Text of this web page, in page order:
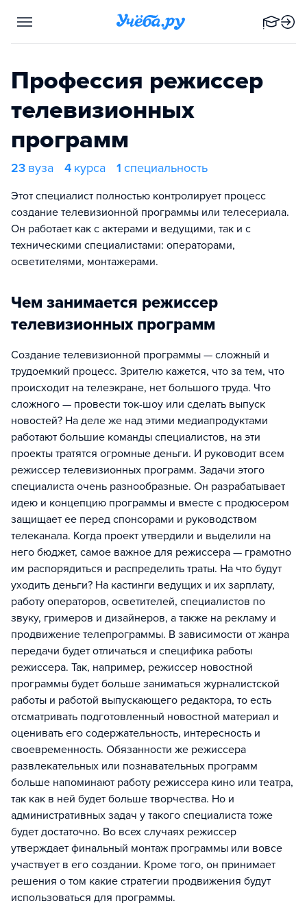
Профессия режиссер
телевизионных
программ
23 вуза 4 курса 1 специальность
Этот специалист полностью контролирует процесс
создание телевизионной программы или телесериала.
Он работает как с актерами и ведущими, так и с
техническими специалистами: операторами,
осветителями, монтажерами.
Чем занимается режиссер
телевизионных программ
Создание телевизионной программы — сложный и
трудоемкий процесс. Зрителю кажется, что за тем, что
происходит на телеэкране, нет большого труда. Что
сложного — провести ток-шоу или сделать выпуск
новостей? На деле же над этими медиапродуктами
работают большие команды специалистов, на эти
проекты тратятся огромные деньги. И руководит всем
режиссер телевизионных программ. Задачи этого
специалиста очень разнообразные. Он разрабатывает
идею и концепцию программы и вместе с продюсером
защищает ее перед спонсорами и руководством
телеканала. Когда проект утвердили и выделили на
него бюджет, самое важное для режиссера — грамотно
им распорядиться и распределить траты. На что будут
уходить деньги? На кастинги ведущих и их зарплату,
работу операторов, осветителей, специалистов по
звуку, гримеров и дизайнеров, а также на рекламу и
продвижение телепрограммы. В зависимости от жанра
передачи будет отличаться и специфика работы
режиссера. Так, например, режиссер новостной
программы будет больше заниматься журналистской
работы и работой выпускающего редактора, то есть
отсматривать подготовленный новостной материал и
оценивать его содержательность, интересность и
своевременность. Обязанности же режиссера
развлекательных или познавательных программ
больше напоминают работу режиссера кино или театра,
так как в ней будет больше творчества. Но и
административных задач у такого специалиста тоже
будет достаточно. Во всех случаях режиссер
утверждает финальный монтаж программы или вовсе
участвует в его создании. Кроме того, он принимает
решения о том какие стратегии продвижения будут
использоваться для программы.